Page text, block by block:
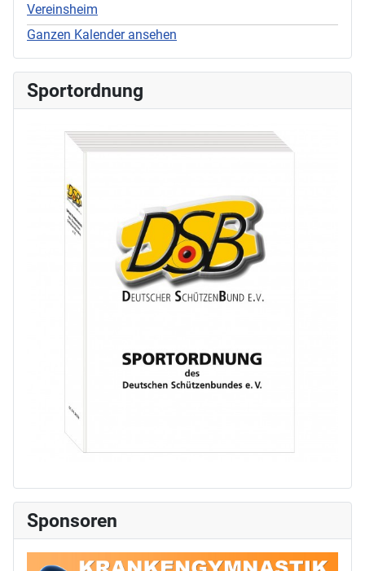
Vereinsheim
Ganzen Kalender ansehen
Sportordnung
Sponsoren